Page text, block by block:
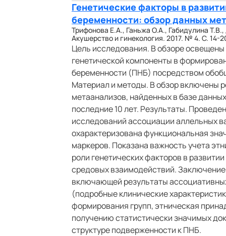
Генетические факторы в
беременности: обзор данных
Трифонова Е.А., Ганьжа О.А., Габидулина
Акушерство и гинекология. 2017. № 4. С. 14-
Цель исследования. В обзоре
генетической компоненты в
беременности (ПНБ) посредством
Материал и методы. В обзор включены
метаанализов, найденных в базе
последние 10 лет. Результаты.
исследований ассоциации аллельных
охарактеризована функциональная
маркеров. Показана важность учета
роли генетических факторов в
средовых взаимодействий.
включающей результаты
(подробные клинические
формирования групп, этническая
получению статистически значимых
структуре подверженности к ПНБ.